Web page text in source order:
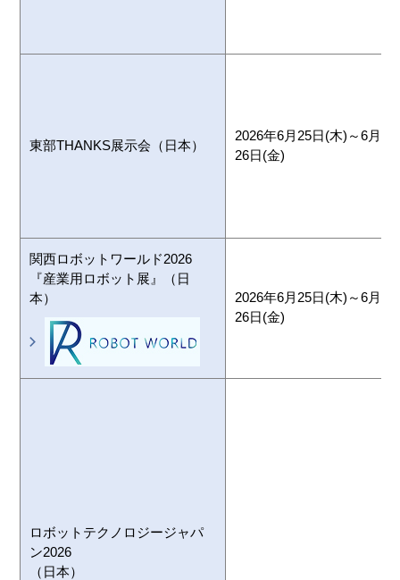
東部THANKS展示会（日本）
2026年6月25日(木)～6月
26日(金)
関西ロボットワールド2026
『産業用ロボット展』（日
本）
2026年6月25日(木)～6月
26日(金)
ロボットテクノロジージャパ
ン2026
（日本）